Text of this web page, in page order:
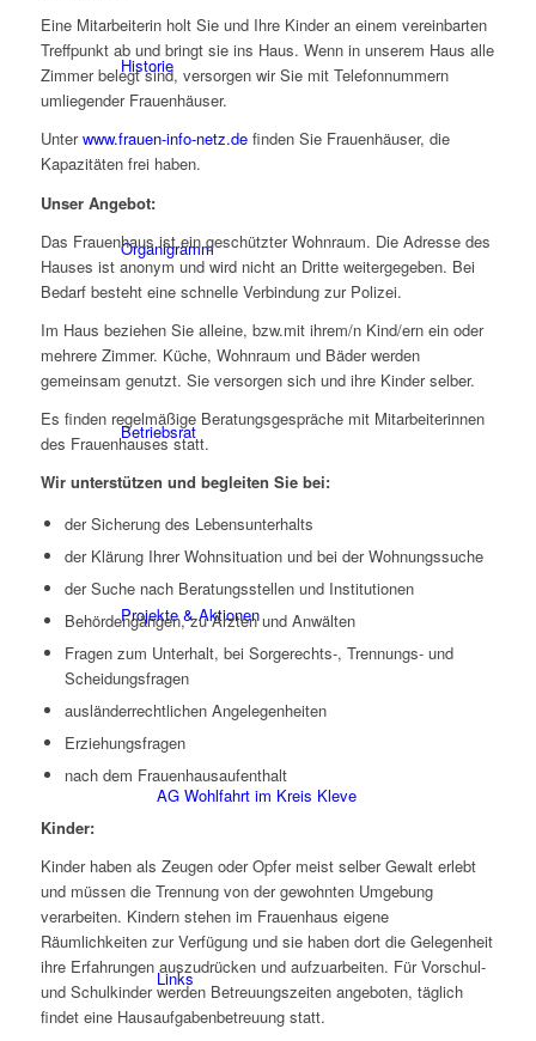
Historie
Organigramm
Betriebsrat
Projekte & Aktionen
AG Wohlfahrt im Kreis Kleve
Links
Eine Mitarbeiterin holt Sie und Ihre Kinder an einem vereinbarten
Treffpunkt ab und bringt sie ins Haus. Wenn in unserem Haus alle
Zimmer belegt sind, versorgen wir Sie mit Telefonnummern
umliegender Frauenhäuser.
Unterwww.frauen-info-netz.definden Sie Frauenhäuser, die
Kapazitäten frei haben.
Unser Angebot:
Das Frauenhaus ist ein geschützter Wohnraum. Die Adresse des
Hauses ist anonym und wird nicht an Dritte weitergegeben. Bei
Bedarf besteht eine schnelle Verbindung zur Polizei.
Im Haus beziehen Sie alleine, bzw.mit ihrem/n Kind/ern ein oder
mehrere Zimmer. Küche, Wohnraum und Bäder werden
gemeinsam genutzt. Sie versorgen sich und ihre Kinder selber.
Es finden regelmäßige Beratungsgespräche mit Mitarbeiterinnen
des Frauenhauses statt.
Wir unterstützen und begleiten Sie bei:
der Sicherung des Lebensunterhalts
der Klärung Ihrer Wohnsituation und bei der Wohnungssuche
der Suche nach Beratungsstellen und Institutionen
Behördengängen, zu Ärzten und Anwälten
Fragen zum Unterhalt, bei Sorgerechts-, Trennungs- und
Scheidungsfragen
ausländerrechtlichen Angelegenheiten
Erziehungsfragen
nach dem Frauenhausaufenthalt
Kinder:
Kinder haben als Zeugen oder Opfer meist selber Gewalt erlebt
und müssen die Trennung von der gewohnten Umgebung
verarbeiten. Kindern stehen im Frauenhaus eigene
Räumlichkeiten zur Verfügung und sie haben dort die Gelegenheit
ihre Erfahrungen auszudrücken und aufzuarbeiten. Für Vorschul-
und Schulkinder werden Betreuungszeiten angeboten, täglich
findet eine Hausaufgabenbetreuung statt.